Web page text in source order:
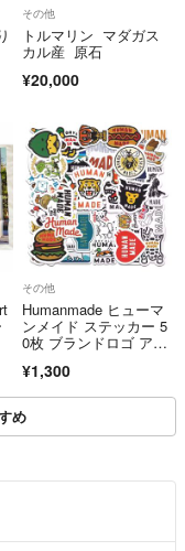
きます。
ッション材・包装紙な
ございます。
ざいました。
その他
トルマリン マダガス
カル産 原石
¥20,000
その他
Humanmade ヒューマ
ンメイド ステッカー 5
0枚 ブランドロゴ アパ
¥1,300
め